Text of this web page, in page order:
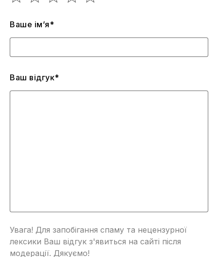
Ваше ім’я*
Ваш відгук*
Увага! Для запобігання спаму та нецензурної
лексики Ваш відгук з'явиться на сайті після
модерації. Дякуємо!